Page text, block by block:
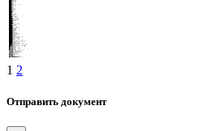
1 2
Отправить документ